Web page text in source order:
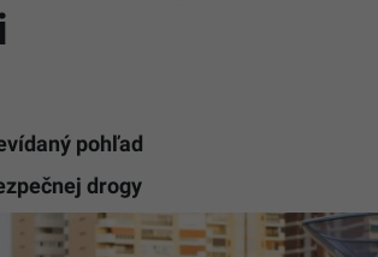
pohľad
drogy